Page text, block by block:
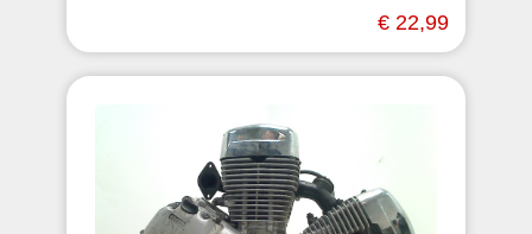
€ 22,99